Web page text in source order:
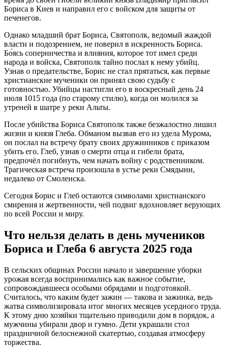
Бориса в Киев и направил его с войском для защиты от
печенегов.
Однако младший брат Бориса, Святополк, ведомый жаждой
власти и подозрением, не поверил в искренность Бориса.
Бо́ясь соперничества и влияния, которое тот имел среди
народа и войска, Святополк тайно послал к нему убийц.
Узнав о предательстве, Борис не стал прятаться, как первые
христианские мученики он принял свою судьбу с
готовностью. Убийцы настигли его в воскресный день 24
июля 1015 года (по старому стилю), когда он молился за
утреней в шатре у реки Альты.
После убийства Бориса Святополк также безжалостно лишил
жизни и князя Глеба. Обманом вызвав его из удела Мурома,
он послал на встречу брату своих дружинников с приказом
убить его. Глеб, узнав о смерти отца и гибели брата,
предпочёл погибнуть, чем начать войну с родственником.
Трагическая встреча произошла в устье реки Смядыни,
недалеко от Смоленска.
Сегодня Борис и Глеб остаются символами христианского
смирения и жертвенности, чей подвиг вдохновляет верующих
по всей России и миру.
Что нельзя делать в день мучеников
Бориса и Глеба 6 августа 2025 года
В сельских общинах России начало и завершение уборки
урожая всегда воспринимались как важное событие,
сопровождавшееся особыми обрядами и подготовкой.
Считалось, что каким будет зажин — такова и зажинка, ведь
жатва символизировала итог многих месяцев усердного труда.
К этому дню хозяйки тщательно приводили дом в порядок, а
мужчины убирали двор и гумно. Дети украшали стол
праздничной белоснежной скатертью, создавая атмосферу
торжества.